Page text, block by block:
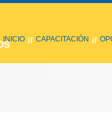
INICIO // CAPACITACIÓN //